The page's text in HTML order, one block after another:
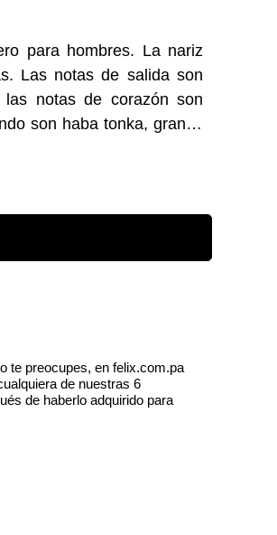
para hombres. La nariz
Las notas de salida son
las notas de corazón son
son haba tonka, granos
te preocupes, en felix.com.pa
de nuestras 6
de haberlo adquirido para